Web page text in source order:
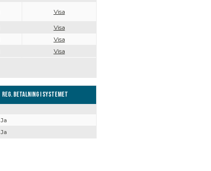
Visa
Visa
Visa
Visa
Reg. Betalning i systemet
Ja
Ja